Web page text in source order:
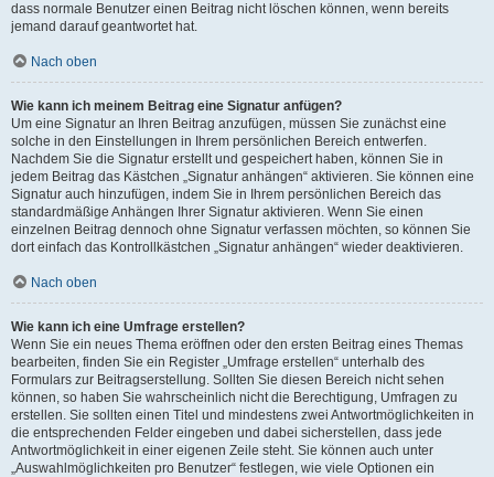
dass normale Benutzer einen Beitrag nicht löschen können, wenn bereits
jemand darauf geantwortet hat.
Nach oben
Wie kann ich meinem Beitrag eine Signatur anfügen?
Um eine Signatur an Ihren Beitrag anzufügen, müssen Sie zunächst eine
solche in den Einstellungen in Ihrem persönlichen Bereich entwerfen.
Nachdem Sie die Signatur erstellt und gespeichert haben, können Sie in
jedem Beitrag das Kästchen „Signatur anhängen“ aktivieren. Sie können eine
Signatur auch hinzufügen, indem Sie in Ihrem persönlichen Bereich das
standardmäßige Anhängen Ihrer Signatur aktivieren. Wenn Sie einen
einzelnen Beitrag dennoch ohne Signatur verfassen möchten, so können Sie
dort einfach das Kontrollkästchen „Signatur anhängen“ wieder deaktivieren.
Nach oben
Wie kann ich eine Umfrage erstellen?
Wenn Sie ein neues Thema eröffnen oder den ersten Beitrag eines Themas
bearbeiten, finden Sie ein Register „Umfrage erstellen“ unterhalb des
Formulars zur Beitragserstellung. Sollten Sie diesen Bereich nicht sehen
können, so haben Sie wahrscheinlich nicht die Berechtigung, Umfragen zu
erstellen. Sie sollten einen Titel und mindestens zwei Antwortmöglichkeiten in
die entsprechenden Felder eingeben und dabei sicherstellen, dass jede
Antwortmöglichkeit in einer eigenen Zeile steht. Sie können auch unter
„Auswahlmöglichkeiten pro Benutzer“ festlegen, wie viele Optionen ein